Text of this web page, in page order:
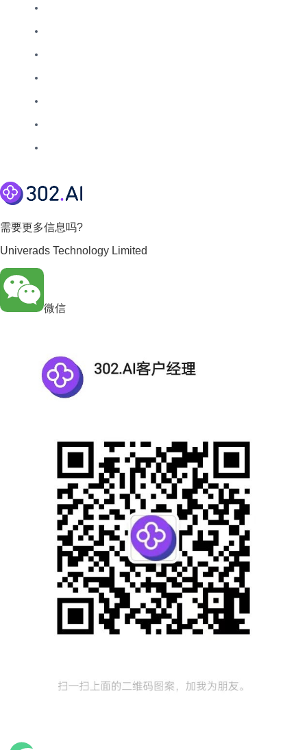
需要更多信息吗?
Univerads Technology Limited
微信